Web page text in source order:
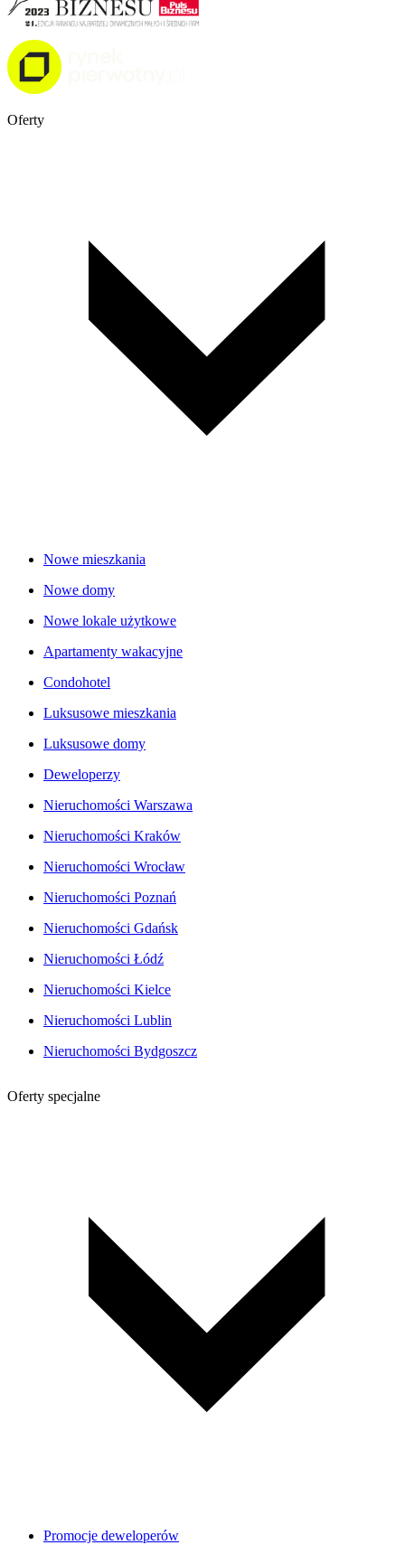
Oferty
Nowe mieszkania
Nowe domy
Nowe lokale użytkowe
Apartamenty wakacyjne
Condohotel
Luksusowe mieszkania
Luksusowe domy
Deweloperzy
Nieruchomości Warszawa
Nieruchomości Kraków
Nieruchomości Wrocław
Nieruchomości Poznań
Nieruchomości Gdańsk
Nieruchomości Łódź
Nieruchomości Kielce
Nieruchomości Lublin
Nieruchomości Bydgoszcz
Oferty specjalne
Promocje deweloperów